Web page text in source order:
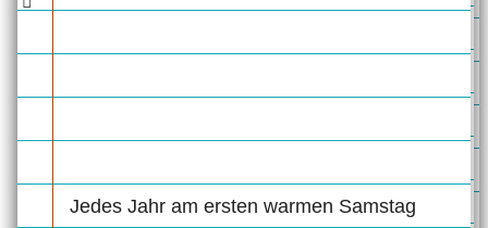
Jedes Jahr am ersten warmen Samstag